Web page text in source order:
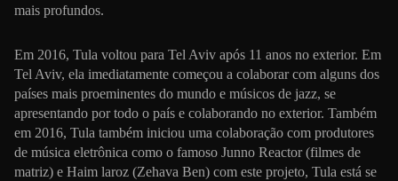
mais profundos.
Em 2016, Tula voltou para Tel Aviv após 11 anos no exterior. Em
Tel Aviv, ela imediatamente começou a colaborar com alguns dos
países mais proeminentes do mundo e músicos de jazz, se
apresentando por todo o país e colaborando no exterior. Também
em 2016, Tula também iniciou uma colaboração com produtores
de música eletrônica como o famoso Junno Reactor (filmes de
matriz) e Haim laroz (Zehava Ben) com este projeto, Tula está se